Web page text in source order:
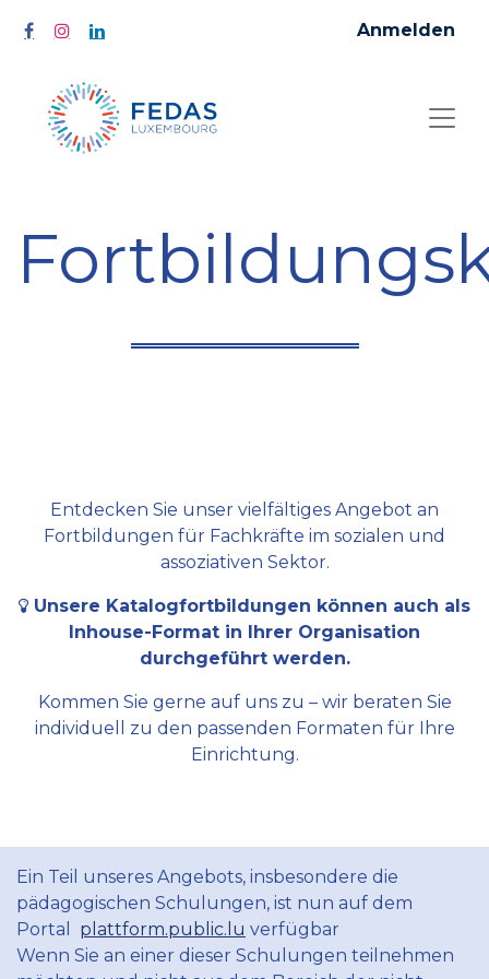
Anmelden
Entdecken Sie unser vielfältiges Angebot an
Fortbildungen für Fachkräfte im sozialen und
assoziativen Sektor.
Unsere Katalogfortbildungen können auch als
Inhouse-Format in Ihrer Organisation
durchgeführt werden.
Kommen Sie gerne auf uns zu – wir beraten Sie
individuell zu den passenden Formaten für Ihre
Einrichtung.
Ein Teil unseres Angebots, insbesondere die
pädagogischen Schulungen, ist nun auf dem
Portal plattform.public.lu verfügbar
Wenn Sie an einer dieser Schulungen teilnehmen